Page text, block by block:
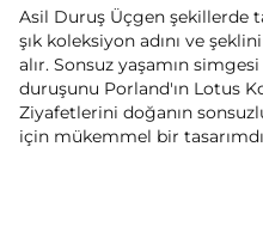
Asil Duruş Üçgen şekillerde
şık koleksiyon adını ve
alır. Sonsuz yaşamın
duruşunu Porland'ın Lotus
Ziyafetlerini doğanın
için mükemmel bir